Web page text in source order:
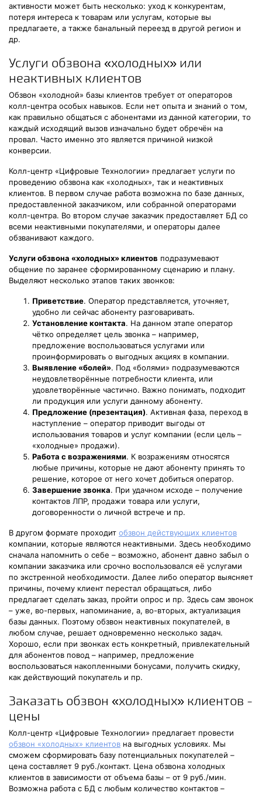
активности может быть несколько: уход к конкурентам,
потеря интереса к товарам или услугам, которые вы
предлагаете, а также банальный переезд в другой регион и
др.
Услуги обзвона «холодных» или
неактивных клиентов
Обзвон «холодной» базы клиентов требует от операторов
колл-центра особых навыков. Если нет опыта и знаний о том,
как правильно общаться с абонентами из данной категории, то
каждый исходящий вызов изначально будет обречён на
провал. Часто именно это является причиной низкой
конверсии.
Колл-центр «Цифровые Технологии» предлагает услуги по
проведению обзвона как «холодных», так и неактивных
клиентов. В первом случае работа возможна по базе данных,
предоставленной заказчиком, или собранной операторами
колл-центра. Во втором случае заказчик предоставляет БД со
всеми неактивными покупателями, и операторы далее
обзванивают каждого.
Услуги обзвона «холодных» клиентов подразумевают
общение по заранее сформированному сценарию и плану.
Выделяют несколько этапов таких звонков:
Приветствие. Оператор представляется, уточняет,
удобно ли сейчас абоненту разговаривать.
Установление контакта. На данном этапе оператор
чётко определяет цель звонка – например,
предложение воспользоваться услугами или
проинформировать о выгодных акциях в компании.
Выявление «болей». Под «болями» подразумеваются
неудовлетворённые потребности клиента, или
удовлетворённые частично. Важно понимать, подходит
ли продукция или услуги данному абоненту.
Предложение (презентация). Активная фаза, переход в
наступление – оператор приводит выгоды от
использования товаров и услуг компании (если цель –
«холодные» продажи).
Работа с возражениями. К возражениям относятся
любые причины, которые не дают абоненту принять то
решение, которое от него хочет добиться оператор.
Завершение звонка. При удачном исходе – получение
контактов ЛПР, продажи товара или услуги,
договоренности о личной встрече и пр.
В другом формате проходит обзвон действующих клиентов
компании, которые являются неактивными. Здесь необходимо
сначала напомнить о себе – возможно, абонент давно забыл о
компании заказчика или срочно воспользовался её услугами
по экстренной необходимости. Далее либо оператор выясняет
причины, почему клиент перестал обращаться, либо
предлагает сделать заказ, пройти опрос и пр. Здесь сам звонок
– уже, во-первых, напоминание, а, во-вторых, актуализация
базы данных. Поэтому обзвон неактивных покупателей, в
любом случае, решает одновременно несколько задач.
Хорошо, если при звонках есть конкретный, привлекательный
для абонентов повод – например, предложение
воспользоваться накопленными бонусами, получить скидку,
как действующий покупатель и пр.
Заказать обзвон «холодных» клиентов -
цены
Колл-центр «Цифровые Технологии» предлагает провести
обзвон «холодных» клиентов на выгодных условиях. Мы
сможем сформировать базу потенциальных покупателей –
цена составляет 9 руб./контакт. Цена обзвона холодных
клиентов в зависимости от объема базы – от 9 руб./мин.
Возможна работа с БД с любым количество контактов –